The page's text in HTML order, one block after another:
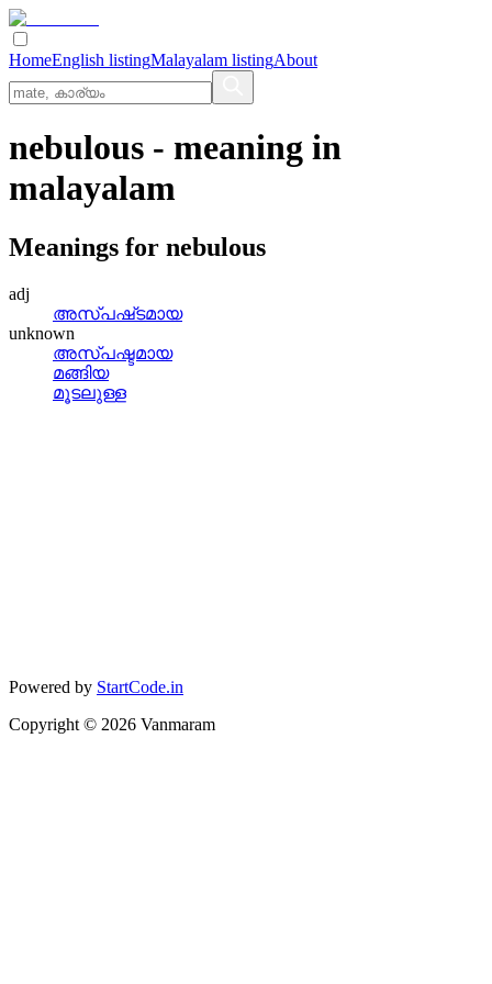
HomeEnglish listingMalayalam listingAbout
nebulous - meaning in
malayalam
Meanings for nebulous
adj
അസ്‌പഷ്‌ടമായ
unknown
അസ്പഷ്ടമായ
മങ്ങിയ
മൂടലുള്ള
Powered by StartCode.in
Copyright © 2026 Vanmaram